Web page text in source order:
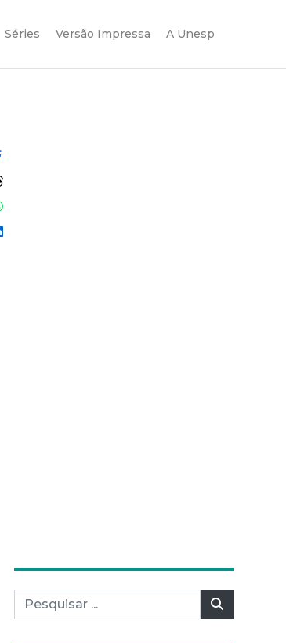
Séries Versão Impressa A Unesp
Compartilhar no Facebook
Compartilhar no Threads
Compartilhar no WhatsApp
Compartilhar no LinkedIn
Pesquisar por: